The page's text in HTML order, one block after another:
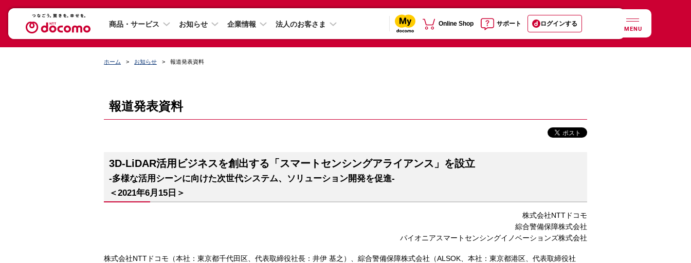
商品・サービス お知らせ 企業情報 法人のお客さま Online Shop サポート ログインする
MENU
ホーム お知らせ 報道発表資料
報道発表資料
3D-LiDAR活用ビジネスを創出する「スマートセンシングアライアンス」を設立
-多様な活用シーンに向けた次世代システム、ソリューション開発を促進-
＜2021年6月15日＞
株式会社NTTドコモ
綜合警備保障株式会社
パイオニアスマートセンシングイノベーションズ株式会社
株式会社NTTドコモ（本社：東京都千代田区、代表取締役社長：井伊 基之）、綜合警備保障株式会社（ALSOK、本社：東京都港区、代表取締役社